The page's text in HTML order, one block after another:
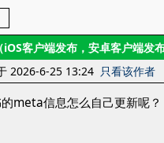
客户端发布，安卓客户端发
2026-6-25 13:24 只看该作者
meta信息怎么自己更新呢？